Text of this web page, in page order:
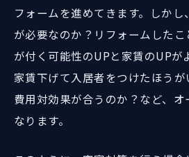
フォームを進めてきます。しか
が必要なのか？リフォームした
が付く可能性のUPと家賃のUPが
家賃下げて入居者をつけたほう
費用対効果が合うのか？など、オ
なります。